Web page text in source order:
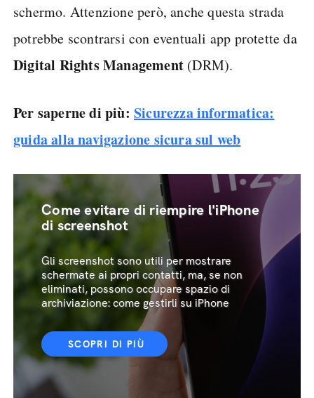
schermo. Attenzione però, anche questa strada
potrebbe scontrarsi con eventuali app protette da
Digital Rights Management (DRM).
Per saperne di più: Sicurezza informatica:
guida alla navigazione sicura sul web
Come evitare di riempire l'iPhone
di screenshot
Gli screenshot sono utili per mostrare
schermate ai propri contatti, ma, se non
eliminati, possono occupare spazio di
archiviazione: come gestirli su iPhone
SCOPRI DI PIÙ